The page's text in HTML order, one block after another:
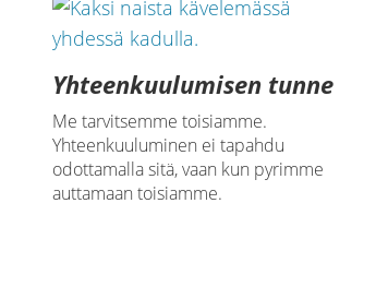
Yhteenkuulumisen tunne
Me tarvitsemme toisiamme.
Yhteenkuuluminen ei tapahdu
odottamalla sitä, vaan kun pyrimme
auttamaan toisiamme.